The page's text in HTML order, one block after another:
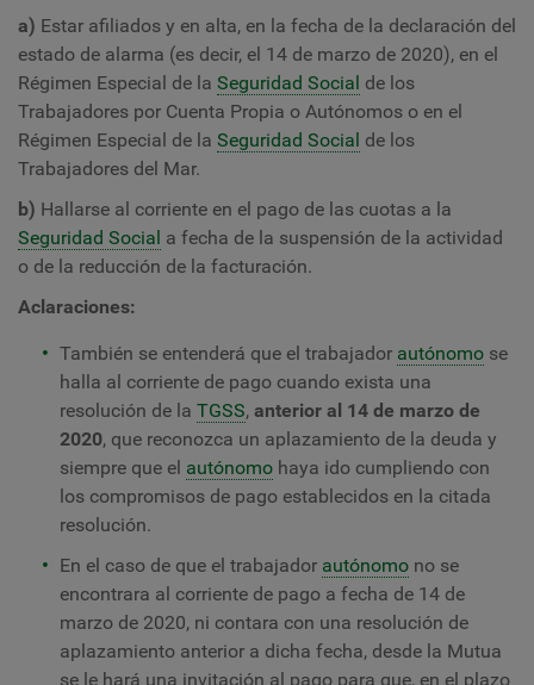
a) Estar afiliados y en alta, en la fecha de la declaración del
estado de alarma (es decir, el 14 de marzo de 2020), en el
Régimen Especial de la Seguridad Social de los
Trabajadores por Cuenta Propia o Autónomos o en el
Régimen Especial de la Seguridad Social de los
Trabajadores del Mar.
b) Hallarse al corriente en el pago de las cuotas a la
Seguridad Social a fecha de la suspensión de la actividad
o de la reducción de la facturación.
Aclaraciones:
También se entenderá que el trabajador autónomo se
halla al corriente de pago cuando exista una
resolución de la TGSS, anterior al 14 de marzo de
2020, que reconozca un aplazamiento de la deuda y
siempre que el autónomo haya ido cumpliendo con
los compromisos de pago establecidos en la citada
resolución.
En el caso de que el trabajador autónomo no se
encontrara al corriente de pago a fecha de 14 de
marzo de 2020, ni contara con una resolución de
aplazamiento anterior a dicha fecha, desde la Mutua
se le hará una invitación al pago para que, en el plazo